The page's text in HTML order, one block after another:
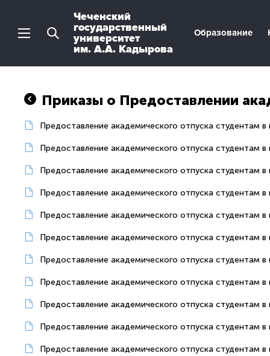
Чеченский
государственный
университет
им. А.А. Кадырова
Образование
Приказы о Предоставлении
Предоставление академического отпуска студентам
Предоставление академического отпуска студентам
Предоставление академического отпуска студентам
Предоставление академического отпуска студентам
Предоставление академического отпуска студентам
Предоставление академического отпуска студентам
Предоставление академического отпуска студентам
Предоставление академического отпуска студентам
Предоставление академического отпуска студентам
Предоставление академического отпуска студентам
Предоставление академического отпуска студентам